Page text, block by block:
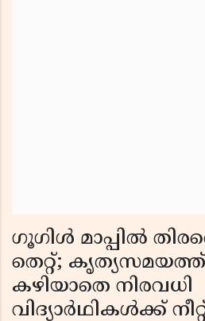
ഗൂഗിൾ മാപ്പിൽ
തെറ്റ്;
കഴിയാതെ നിരവധി
വിദ്യാർഥികൾക്ക്